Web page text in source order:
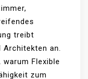
treibt
Architekten an.
Flexible
zum